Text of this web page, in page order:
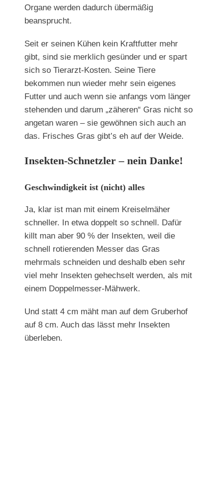
Organe werden dadurch übermäßig
beansprucht.
Seit er seinen Kühen kein Kraftfutter mehr
gibt, sind sie merklich gesünder und er spart
sich so Tierarzt-Kosten. Seine Tiere
bekommen nun wieder mehr sein eigenes
Futter und auch wenn sie anfangs vom länger
stehenden und darum „zäheren“ Gras nicht so
angetan waren – sie gewöhnen sich auch an
das. Frisches Gras gibt’s eh auf der Weide.
Insekten-Schnetzler – nein Danke!
Geschwindigkeit ist (nicht) alles
Ja, klar ist man mit einem Kreiselmäher
schneller. In etwa doppelt so schnell. Dafür
killt man aber 90 % der Insekten, weil die
schnell rotierenden Messer das Gras
mehrmals schneiden und deshalb eben sehr
viel mehr Insekten gehechselt werden, als mit
einem Doppelmesser-Mähwerk.
Und statt 4 cm mäht man auf dem Gruberhof
auf 8 cm. Auch das lässt mehr Insekten
überleben.